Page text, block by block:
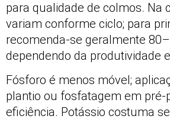
para qualidade de colmos. Na
variam conforme ciclo; para
recomenda-se geralmente
dependendo da produtividade
Fósforo é menos móvel;
plantio ou fosfatagem em
eficiência. Potássio costuma